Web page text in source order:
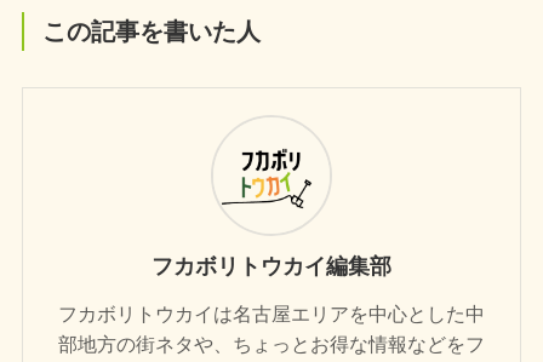
この記事を書いた人
フカボリトウカイ編集部
フカボリトウカイは名古屋エリアを中心とした中
部地方の街ネタや、ちょっとお得な情報などをフ